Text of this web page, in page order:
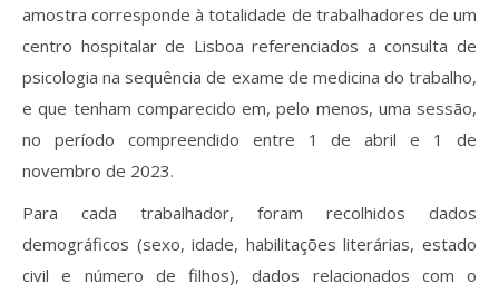
amostra corresponde à totalidade de trabalhadores de um
centro hospitalar de Lisboa referenciados a consulta de
psicologia na sequência de exame de medicina do trabalho,
e que tenham comparecido em, pelo menos, uma sessão,
no período compreendido entre 1 de abril e 1 de
novembro de 2023.
Para cada trabalhador, foram recolhidos dados
demográficos (sexo, idade, habilitações literárias, estado
civil e número de filhos), dados relacionados com o